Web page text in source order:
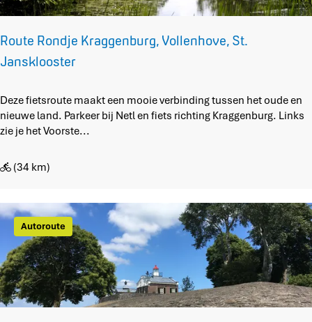
C
m
p
e
p
l
e
S
o
k
a
n
d
Route Rondje Kraggenburg, Vollenhove, St.
Jansklooster
R
o
u
e
n
d
K
r
a
Deze fietsroute maakt een mooie verbinding tussen het oude en
nieuwe land. Parkeer bij Netl en fiets richting Kraggenburg. Links
zie je het Voorste...
(34 km)
Autoroute